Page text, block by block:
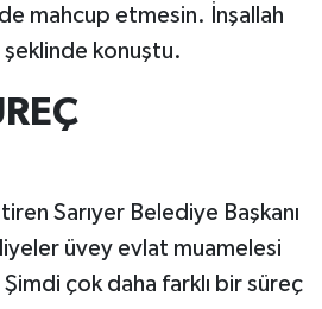
mahcup etmesin. İnşallah
şeklinde konuştu.
Sarıyer Belediye Başkanı
üvey evlat muamelesi
çok daha farklı bir süreç